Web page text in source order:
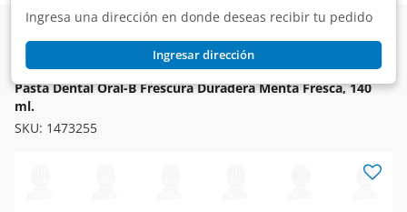
Ingresa una dirección en donde deseas recibir tu pedido
Ingresar dirección
Super Higiene y Belleza
Cuidado Bucal
Pasta Dentales
ORAL-B
Pasta Dental Oral-B Frescura Duradera Menta Fresca, 140
ml.
SKU: 1473255